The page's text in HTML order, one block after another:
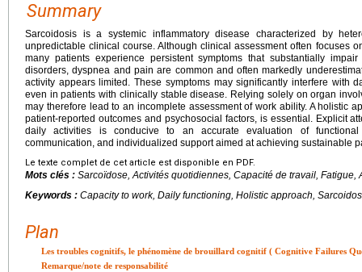
Summary
Sarcoidosis is a systemic inflammatory disease characterized by
unpredictable clinical course. Although clinical assessment often focuses
many patients experience persistent symptoms that substantially
disorders, dyspnea and pain are common and often markedly
activity appears limited. These symptoms may significantly interfere with
even in patients with clinically stable disease. Relying solely on organ
may therefore lead to an incomplete assessment of work ability. A holistic
patient-reported outcomes and psychosocial factors, is essential. Explicit
daily activities is conducive to an accurate evaluation of functional
communication, and individualized support aimed at achieving sustainable
Le texte complet de cet article est disponible en PDF.
Mots clés : Sarcoïdose, Activités quotidiennes, Capacité de travail,
Keywords : Capacity to work, Daily functioning, Holistic approach,
Plan
Les troubles cognitifs, le phénomène de brouillard cognitif ( Cognitive Failures
Remarque/note de responsabilité